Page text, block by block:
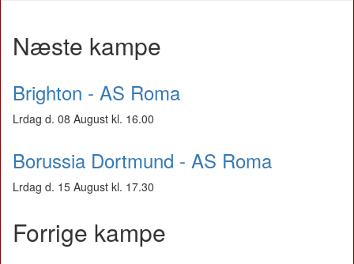
Næste kampe
Brighton - AS Roma
Lrdag d. 08 August kl. 16.00
Borussia Dortmund - AS Roma
Lrdag d. 15 August kl. 17.30
Forrige kampe